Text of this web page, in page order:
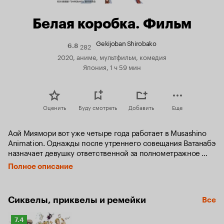
Белая коробка. Фильм
6.8Рейтинг
Кинопоиска
6.8
282 Gekijoban Shirobako
2020, аниме, мультфильм, комедия
Япония, 1 ч 59 мин
Оценить Буду смотреть Добавить Еще
Аой Миямори вот уже четыре года работает в Musashino
Animation. Однажды после утреннего совещания Ватанабэ
назначает девушку ответственной за полнометражное
аниме. Проект проблемный, и Аой не уверена, что студия
его потянет. Но на помощь ей приходит новая сотрудница
Полное описание
Сиквелы, приквелы и ремейки Все
Рейтинг
7.4